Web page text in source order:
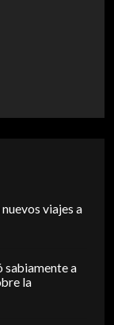
viajes a
sabiamente a
la